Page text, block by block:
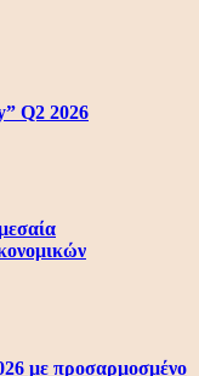
Q2 2026
με προσαρμοσμένο